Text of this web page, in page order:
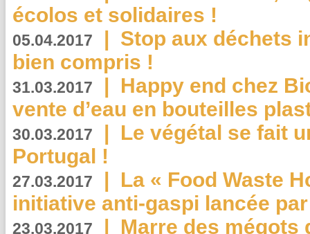
écolos et solidaires !
05.04.2017 | Stop aux déchets
bien compris !
31.03.2017 | Happy end chez
vente d’eau en bouteilles
30.03.2017 | Le végétal se fait
Portugal !
27.03.2017 | La « Food Waste
initiative anti-gaspi lancée
23.03.2017 | Marre des mégots